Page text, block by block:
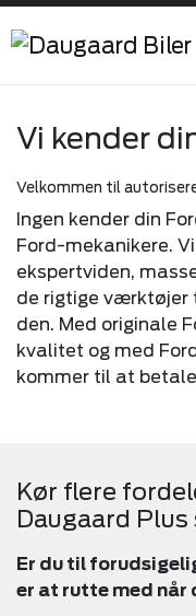
Vi kender
Velkommen til
Ingen kender din
Ford-mekanikere.
ekspertviden,
de rigtige værktøjer
den. Med originale
kvalitet og med
kommer til at
Kør flere
Daugaard
Er du til
er at rutte med